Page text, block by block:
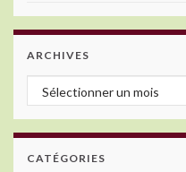
ARCHIVES
Archives
CATÉGORIES